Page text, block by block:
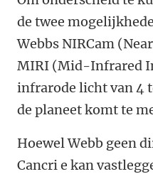
de twee
Webbs NIRCam
MIRI (Mid-Infrared
infrarode licht van 4
de planeet komt te
Hoewel Webb geen
Cancri e kan